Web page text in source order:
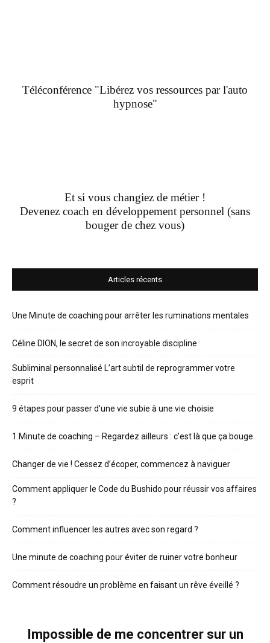
Téléconférence "Libérez vos ressources par l'auto
hypnose"
Et si vous changiez de métier !
Devenez coach en développement personnel (sans
bouger de chez vous)
Articles récents
Une Minute de coaching pour arrêter les ruminations mentales
Céline DION, le secret de son incroyable discipline
Subliminal personnalisé L’art subtil de reprogrammer votre
esprit
9 étapes pour passer d’une vie subie à une vie choisie
1 Minute de coaching – Regardez ailleurs : c’est là que ça bouge
Changer de vie ! Cessez d’écoper, commencez à naviguer
Comment appliquer le Code du Bushido pour réussir vos affaires
?
Comment influencer les autres avec son regard ?
Une minute de coaching pour éviter de ruiner votre bonheur
Comment résoudre un problème en faisant un rêve éveillé ?
Impossible de me concentrer sur un